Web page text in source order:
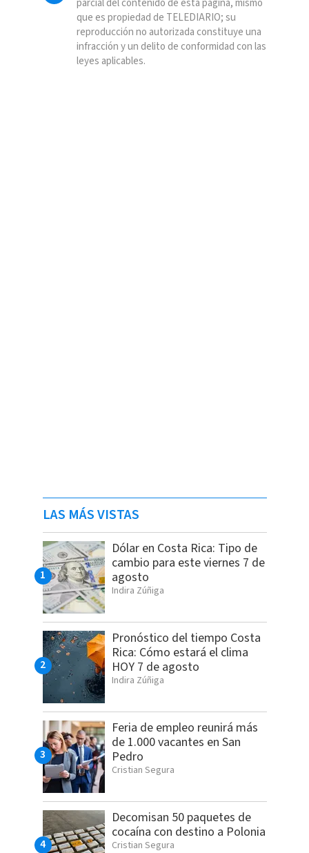
parcial del contenido de esta página, mismo
que es propiedad de TELEDIARIO; su
reproducción no autorizada constituye una
infracción y un delito de conformidad con las
leyes aplicables.
LAS MÁS VISTAS
Dólar en Costa Rica: Tipo de
cambio para este viernes 7 de
agosto
Indira Zúñiga
Pronóstico del tiempo Costa
Rica: Cómo estará el clima
HOY 7 de agosto
Indira Zúñiga
Feria de empleo reunirá más
de 1.000 vacantes en San
Pedro
Cristian Segura
Decomisan 50 paquetes de
cocaína con destino a Polonia
Cristian Segura